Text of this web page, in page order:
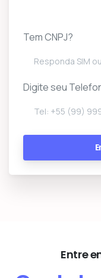
Tem CNPJ?
Digite seu
Entre